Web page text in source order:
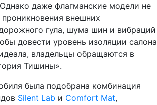
даже флагманские модели не
внешних
гула, шума шин и вибраций
довести уровень изоляции салона
владельцы обращаются в
Тишины».
была подобрана комбинация
Silent Lab и Comfort Mat,